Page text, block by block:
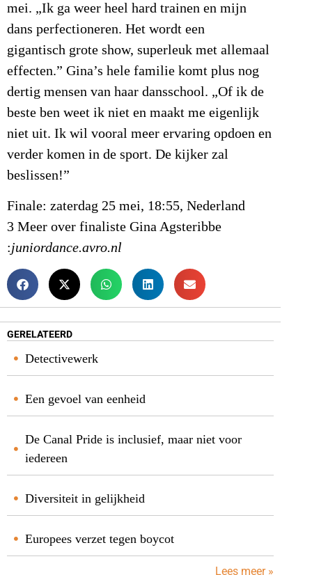
mei. „Ik ga weer heel hard trainen en mijn
dans perfectioneren. Het wordt een
gigantisch grote show, superleuk met allemaal
effecten.” Gina’s hele familie komt plus nog
dertig mensen van haar dansschool. „Of ik de
beste ben weet ik niet en maakt me eigenlijk
niet uit. Ik wil vooral meer ervaring opdoen en
verder komen in de sport. De kijker zal
beslissen!”
Finale: zaterdag 25 mei, 18:55, Nederland
3 Meer over finaliste Gina Agsteribbe
:juniordance.avro.nl
GERELATEERD
Detectivewerk
Een gevoel van eenheid
De Canal Pride is inclusief, maar niet voor
iedereen
Diversiteit in gelijkheid
Europees verzet tegen boycot
Lees meer »